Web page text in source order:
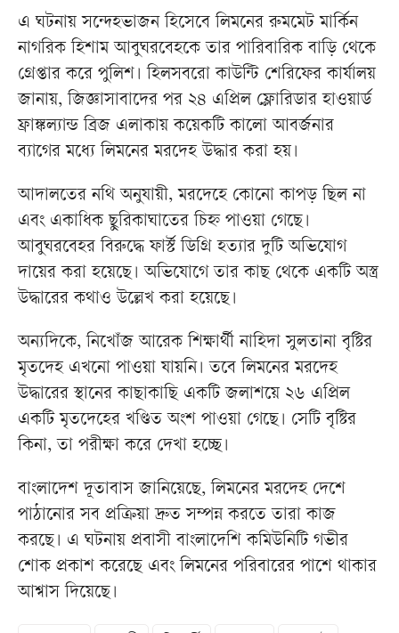
এ ঘটনায় সন্দেহভাজন হিসেবে লিমনের রুমমেট মার্কিন
নাগরিক হিশাম আবুঘরবেহকে তার পারিবারিক বাড়ি থেকে
গ্রেপ্তার করে পুলিশ। হিলসবরো কাউন্টি শেরিফের কার্যালয়
জানায়, জিজ্ঞাসাবাদের পর ২৪ এপ্রিল ফ্লোরিডার হাওয়ার্ড
ফ্রাঙ্কল্যান্ড ব্রিজ এলাকায় কয়েকটি কালো আবর্জনার
ব্যাগের মধ্যে লিমনের মরদেহ উদ্ধার করা হয়।
আদালতের নথি অনুযায়ী, মরদেহে কোনো কাপড় ছিল না
এবং একাধিক ছুরিকাঘাতের চিহ্ন পাওয়া গেছে।
আবুঘরবেহর বিরুদ্ধে ফার্স্ট ডিগ্রি হত্যার দুটি অভিযোগ
দায়ের করা হয়েছে। অভিযোগে তার কাছ থেকে একটি অস্ত্র
উদ্ধারের কথাও উল্লেখ করা হয়েছে।
অন্যদিকে, নিখোঁজ আরেক শিক্ষার্থী নাহিদা সুলতানা বৃষ্টির
মৃতদেহ এখনো পাওয়া যায়নি। তবে লিমনের মরদেহ
উদ্ধারের স্থানের কাছাকাছি একটি জলাশয়ে ২৬ এপ্রিল
একটি মৃতদেহের খণ্ডিত অংশ পাওয়া গেছে। সেটি বৃষ্টির
কিনা, তা পরীক্ষা করে দেখা হচ্ছে।
বাংলাদেশ দূতাবাস জানিয়েছে, লিমনের মরদেহ দেশে
পাঠানোর সব প্রক্রিয়া দ্রুত সম্পন্ন করতে তারা কাজ
করছে। এ ঘটনায় প্রবাসী বাংলাদেশি কমিউনিটি গভীর
শোক প্রকাশ করেছে এবং লিমনের পরিবারের পাশে থাকার
আশ্বাস দিয়েছে।